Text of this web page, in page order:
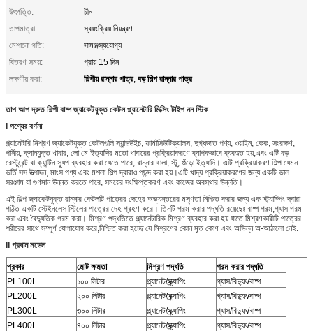
উৎপত্তি:
চীন
তাপমাত্রা:
স্বয়ংক্রিয় নিয়ন্ত্রণ
মেশানো গতি:
সামঞ্জস্যযোগ্য
বিতরণ সময়:
প্রায় 15 দিন
লক্ষণীয় করা:
শিল্পীয় রান্নার পাত্র, বড় শিল্প রান্নার পাত্র
তাপ আপ দ্রুত শিল্পী বাষ্প জ্যাকেটযুক্ত কেটল প্ল্যানেটারি মিক্সিং টাইপ নন স্টিক
I পণ্যের বর্ণনা
প্ল্যানেটারি মিশ্রণ জ্যাকেটযুক্ত কেটলগুলি স্যান্ডউইচ, ফার্মাসিউটিক্যালস, দুগ্ধজাত পণ্য, ওয়াইন, কেক, সংরক্ষণ,
পানীয়, ক্যানযুক্ত খাবার, লো মে ইত্যাদির মতো খাবারের প্রক্রিয়াকরণে ব্যাপকভাবে ব্যবহৃত হয়,এবং এটি বড়
রেস্টুরেন্ট বা ক্যান্টিন স্যুপ ব্যবহার করা যেতে পারে, রান্নার থালা, স্টু, গুঁড়ো ইত্যাদি। এটি প্রক্রিয়াকরণ শিল্প যেমন
ভর্তি সস উত্পাদন, মাংস পণ্য এবং মশলা শিল্প দ্বারাও পছন্দ করা হয়।এটি খাদ্য প্রক্রিয়াকরণের জন্য একটি ভাল
সরঞ্জাম যা গুণমান উন্নত করতে পারে, সময়ের সংক্ষিপ্তকরণ এবং কাজের অবস্থার উন্নতি।
এই শিল্প জ্যাকেটযুক্ত রান্নার কেটলটি পাত্রের দেহের অভ্যন্তরের মসৃণতা নিশ্চিত করার জন্য এক স্ট্যাম্পিং দ্বারা
গঠিত একটি স্টেইনলেস স্টিলের পাত্রের দেহ গ্রহণ করে। তিনটি গরম করার পদ্ধতি রয়েছেঃ বাষ্প গরম,গ্যাস গরম
করা এবং বৈদ্যুতিক গরম করা। মিশ্রণ পদ্ধতিতে প্ল্যানেটারিক মিশ্রণ ব্যবহার করা হয় যাতে মিশ্রণকারীটি পাত্রের
শরীরের সাথে সম্পূর্ণ যোগাযোগ করে,নিশ্চিত করা হচ্ছে যে মিশ্রণের কোন মৃত কোণ এবং অভিন্ন অ-আঠালো নেই.
II প্রধান মডেল
প্রকার মোট ক্ষমতা মিশ্রণ পদ্ধতি
গরম করার পদ্ধতি
PL100L
১০০ লিটার প্ল্যানেট/স্ক্র্যাপিং
গ্যাস/বিদ্যুৎ/বাষ্প
PL200L
২০০ লিটার প্ল্যানেট/স্ক্র্যাপিং
গ্যাস/বিদ্যুৎ/বাষ্প
PL300L
৩০০ লিটার প্ল্যানেট/স্ক্র্যাপিং
গ্যাস/বিদ্যুৎ/বাষ্প
PL400L
৪০০ লিটার প্ল্যানেট/স্ক্র্যাপিং
গ্যাস/বিদ্যুৎ/বাষ্প